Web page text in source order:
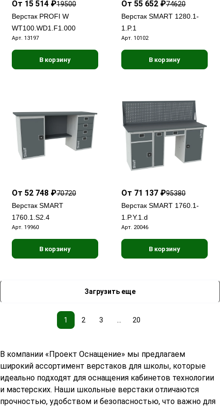
От 15 514 ₽19500
Верстак PROFI W
WT100.WD1.F1.000
Арт. 13197
В корзину
От 55 652 ₽74620
Верстак SMART 1280.1-
1.P.1
Арт. 10102
В корзину
От 52 748 ₽70720
Верстак SMART
1760.1.S2.4
Арт. 19960
В корзину
От 71 137 ₽95380
Верстак SMART 1760.1-
1.P.Y.1.d
Арт. 20046
В корзину
Загрузить еще
1 2 3 ... 20
В компании «Проект Оснащение» мы предлагаем
широкий ассортимент верстаков для школы, которые
идеально подходят для оснащения кабинетов технологии
и мастерских. Наши школьные верстаки отличаются
прочностью, удобством и безопасностью, что важно для